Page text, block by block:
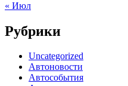
« Июл
Рубрики
Uncategorized
Автоновости
Автособытия